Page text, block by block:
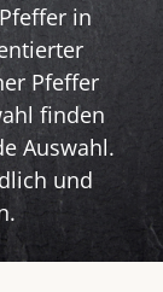
in
Pfeffer
finden
Auswahl.
und